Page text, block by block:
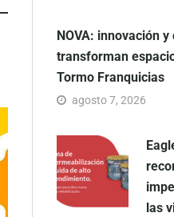
NOVA: innovación
transforman
Tormo Franquicias
agosto 7, 2026
las